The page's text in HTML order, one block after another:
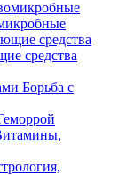
средства
Борьба с